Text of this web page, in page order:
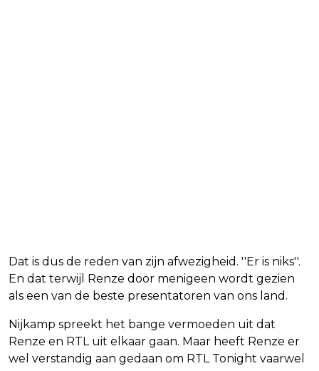
Dat is dus de reden van zijn afwezigheid. ''Er is niks''.
En dat terwijl Renze door menigeen wordt gezien
als een van de beste presentatoren van ons land.
Nijkamp spreekt het bange vermoeden uit dat
Renze en RTL uit elkaar gaan. Maar heeft Renze er
wel verstandig aan gedaan om RTL Tonight vaarwel